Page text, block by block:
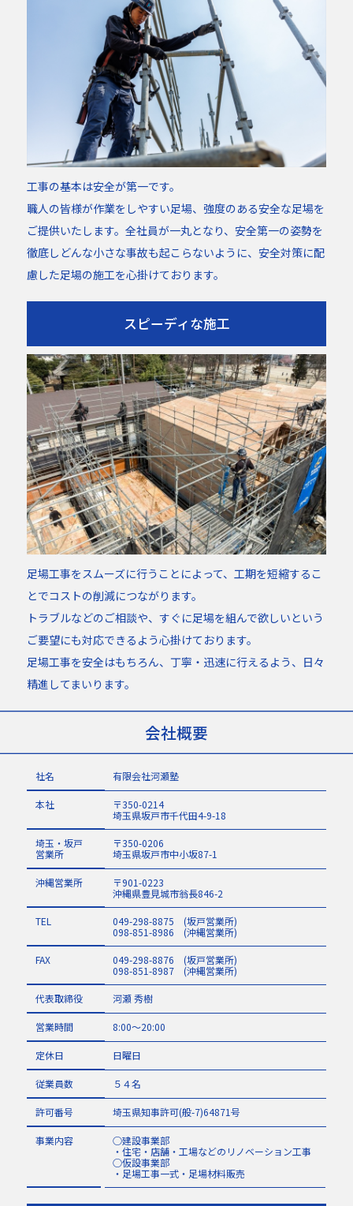
工事の基本は安全が第一です。
職人の皆様が作業をしやすい足場、強度のある安全な足場を
ご提供いたします。全社員が一丸となり、安全第一の姿勢を
徹底しどんな小さな事故も起こらないように、安全対策に配
慮した足場の施工を心掛けております。
スピーディな施工
足場工事をスムーズに行うことによって、工期を短縮するこ
とでコストの削減につながります。
トラブルなどのご相談や、すぐに足場を組んで欲しいという
ご要望にも対応できるよう心掛けております。
足場工事を安全はもちろん、丁寧・迅速に行えるよう、日々
精進してまいります。
会社概要
社名 有限会社河瀬塾
本社
〒350-0214
埼玉県坂戸市千代田4-9-18
埼玉・坂戸
営業所
〒350-0206
埼玉県坂戸市中小坂87-1
沖縄営業所
〒901-0223
沖縄県豊見城市翁長846-2
TEL
049-298-8875 (坂戸営業所)
098-851-8986 (沖縄営業所)
FAX
049-298-8876 (坂戸営業所)
098-851-8987 (沖縄営業所)
代表取締役 河瀬 秀樹
営業時間 8:00～20:00
定休日 日曜日
従業員数 ５４名
許可番号 埼玉県知事許可(般-7)64871号
事業内容
○建設事業部
・住宅・店舗・工場などのリノベーション工事
○仮設事業部
・足場工事一式・足場材料販売